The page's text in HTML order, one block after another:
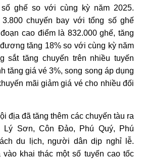
ghế so với cùng kỳ năm 2025.
chuyến bay với tổng số ghế
cao điểm là 832.000 ghế, tăng
tăng 18% so với cùng kỳ năm
sắt tăng chuyến trên nhiều tuyến
tăng giá vé 3%, song song áp dụng
mãi giảm giá vé cho nhiều đối
địa đã tăng thêm các chuyến tàu ra
Lý Sơn, Côn Đảo, Phú Quý, Phú
du lịch, người dân dịp nghỉ lễ.
khai thác một số tuyến cao tốc